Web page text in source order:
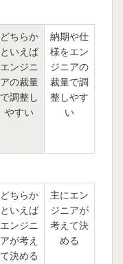
どちらか
といえば
エンジニ
アの裁量
で調整し
やすい
納期や仕
様をエン
ジニアの
裁量で調
整しやす
い
どちらか
といえば
エンジニ
アが考え
て決める
主にエン
ジニアが
考えて決
める